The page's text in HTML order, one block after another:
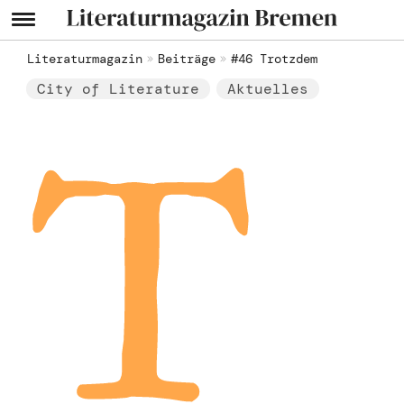
Literaturmagazin Beiträge #46 Trotzdem
City of Literature Aktuelles
T